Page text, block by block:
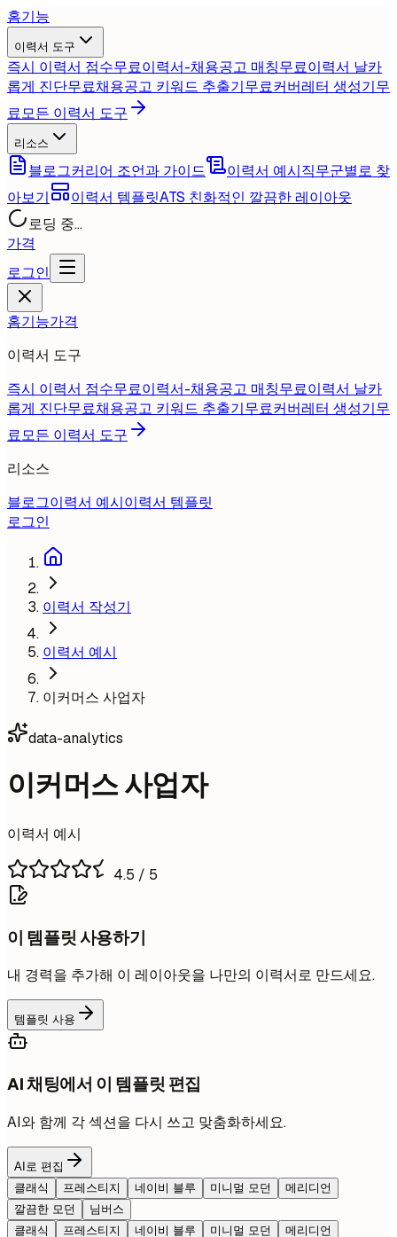
홈기능
이력서 도구
즉시 이력서 점수무료이력서-채용공고 매칭무료이력서 날카
롭게 진단무료채용공고 키워드 추출기무료커버레터 생성기무
료모든 이력서 도구
리소스
블로그커리어 조언과 가이드 이력서 예시직무군별로 찾
아보기
이력서 템플릿ATS 친화적인 깔끔한 레이아웃
로딩 중...
가격
로그인
홈기능가격
이력서 도구
즉시 이력서 점수무료이력서-채용공고 매칭무료이력서 날카
롭게 진단무료채용공고 키워드 추출기무료커버레터 생성기무
료모든 이력서 도구
리소스
블로그이력서 예시이력서 템플릿
로그인
이력서 작성기
이력서 예시
이커머스 사업자
data-analytics
이커머스 사업자
이력서 예시
4.5 / 5
이 템플릿 사용하기
내 경력을 추가해 이 레이아웃을 나만의 이력서로 만드세요.
템플릿 사용
AI 채팅에서 이 템플릿 편집
AI와 함께 각 섹션을 다시 쓰고 맞춤화하세요.
AI로 편집
클래식
프레스티지 네이비 블루 미니멀 모던
메리디언
깔끔한 모던
님버스
클래식
프레스티지 네이비 블루 미니멀 모던
메리디언